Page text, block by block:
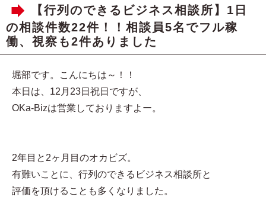
【行列のできるビジネス相談所】1日
の相談件数22件！！相談員5名でフル稼
働、視察も2件ありました
堀部です。こんにちは～！！
本日は、12月23日祝日ですが、
OKa-Bizは営業しておりますよー。
2年目と2ヶ月目のオカビズ。
有難いことに、行列のできるビジネス相談所と
評価を頂けることも多くなりました。